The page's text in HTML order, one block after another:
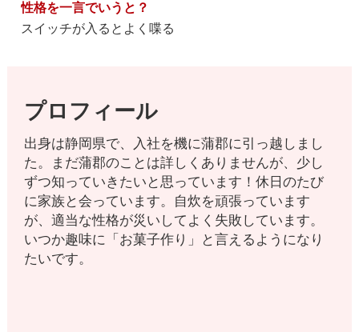
性格を一言でいうと？
スイッチが入るとよく喋る
プロフィール
出身は静岡県で、入社を機に蒲郡に引っ越しまし
た。まだ蒲郡のことは詳しくありませんが、少し
ずつ知っていきたいと思っています！休日のたび
に家族と会っています。自炊を頑張っています
が、適当な性格が災いしてよく失敗しています。
いつか趣味に「お菓子作り」と言えるようになり
たいです。